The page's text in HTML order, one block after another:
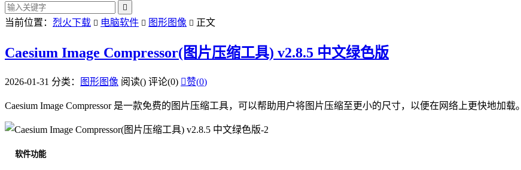

当前位置： 烈火下载  电脑软件  图形图像  正文
Caesium Image Compressor(图片压缩工具) v2.8.5 中文绿色版
2026-01-31 分类： 图形图像 阅读() 评论(0) 赞(0)
Caesium Image Compressor 是一款免费的图片压缩工具，可以帮助用户将图片压缩至更小的尺寸，以便在网络上更快地加载。
软件功能